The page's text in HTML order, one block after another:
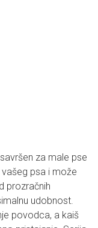
za male pse
psa i može
prozračnih
udobnost.
povodca, a kaiš